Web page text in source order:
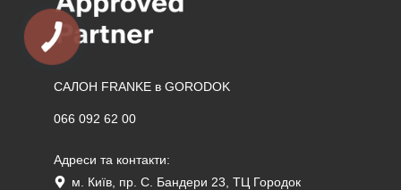
САЛОН FRANKE в GORODOK
066 092 62 00
Адреси та контакти:
м. Київ, пр. С. Бандери 23, ТЦ Городок